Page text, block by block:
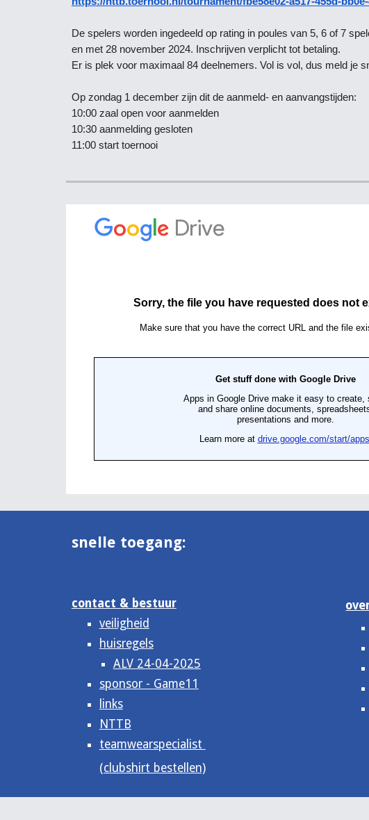
De spelers worden ingedeeld op rating in poules van 5, 6 of 7
en met 28 november 2024. Inschrijven verplicht tot betaling.
Er is plek voor maximaal 84 deelnemers. Vol is vol, dus meld je
Op zondag 1 december zijn dit de aanmeld- en aanvangstijden:
10:00 zaal open voor aanmelden
10:30 aanmelding gesloten
11:00 start toernooi
snelle toegang:
contact & bestuur
veiligheid
huisregels
ALV 24-04-2025
sponsor - Game11
links
NTTB
teamwearspecialist
(clubshirt bestellen)